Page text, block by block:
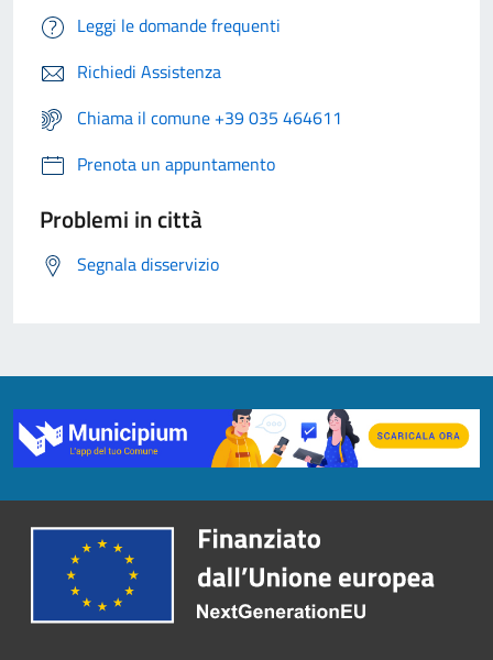
Leggi le domande frequenti
Richiedi Assistenza
Chiama il comune +39 035 464611
Prenota un appuntamento
Problemi in città
Segnala disservizio